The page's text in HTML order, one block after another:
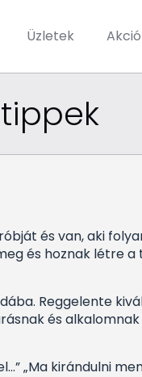
Üzletek
és van, aki
és hoznak létre a
Reggelente
és
„Ma kirándulni